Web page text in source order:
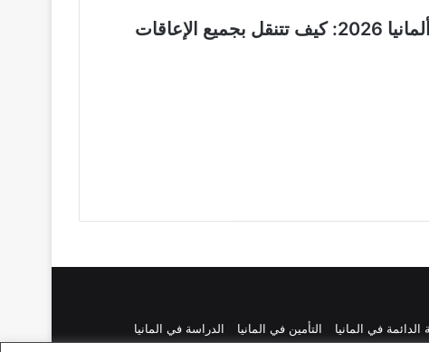
مواصلات ذوي الاحتياجات الخاصة في ألمانيا 2026: كيف تتنقل بجميع الإعاقات
الدائمة في المانيا التأمين في المانيا
الدراسة في المانيا